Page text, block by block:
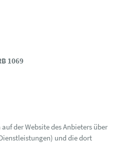
1069
der Website des Anbieters über
und die dort